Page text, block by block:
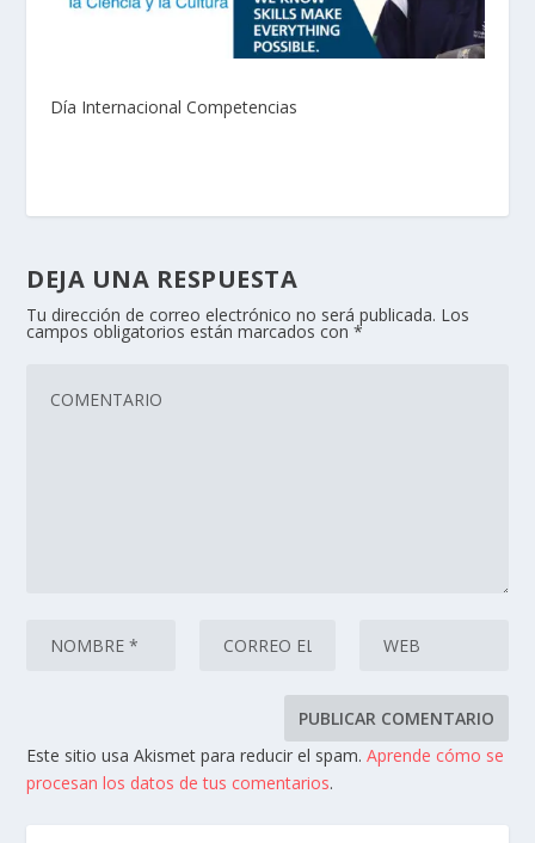
Día Internacional Competencias
DEJA UNA RESPUESTA
Tu dirección de correo electrónico no será publicada. Los
campos obligatorios están marcados con*
Este sitio usa Akismet para reducir el spam.Aprende cómo se
procesan los datos de tus comentarios.